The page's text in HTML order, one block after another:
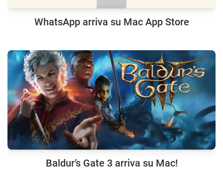
WhatsApp arriva su Mac App Store
Baldur’s Gate 3 arriva su Mac!